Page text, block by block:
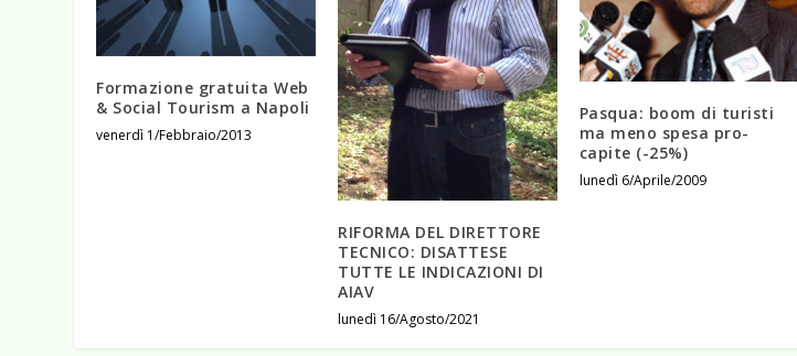
Formazione gratuita Web
& Social Tourism a Napoli
venerdì 1/Febbraio/2013
RIFORMA DEL DIRETTORE
TECNICO: DISATTESE
TUTTE LE INDICAZIONI DI
AIAV
lunedì 16/Agosto/2021
Pasqua: boom di turisti
ma meno spesa pro-
capite (-25%)
lunedì 6/Aprile/2009